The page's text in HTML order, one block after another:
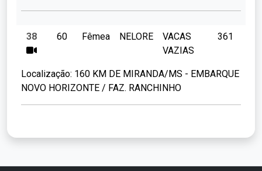
38 60 Fêmea NELORE
VACAS
VAZIAS
361
Localização: 160 KM DE MIRANDA/MS - EMBARQUE
NOVO HORIZONTE / FAZ. RANCHINHO